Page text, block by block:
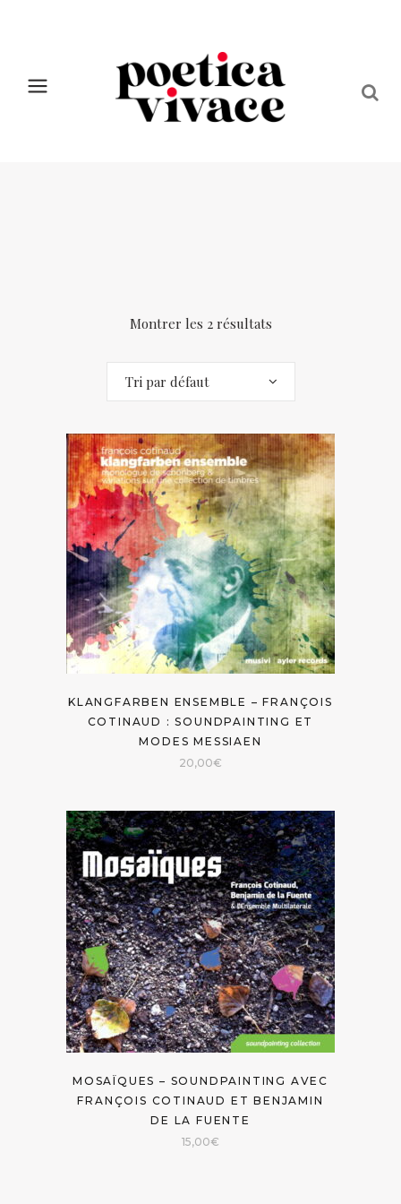
Montrer les 2 résultats
Tri par défaut
KLANGFARBEN ENSEMBLE – FRANÇOIS
COTINAUD : SOUNDPAINTING ET
MODES MESSIAEN
20,00€
MOSAÏQUES – SOUNDPAINTING AVEC
FRANÇOIS COTINAUD ET BENJAMIN
DE LA FUENTE
15,00€